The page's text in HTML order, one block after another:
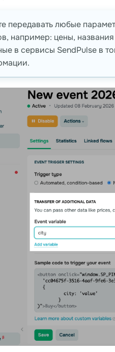
передавать любые
например: цены,
в сервисы SendPulse в